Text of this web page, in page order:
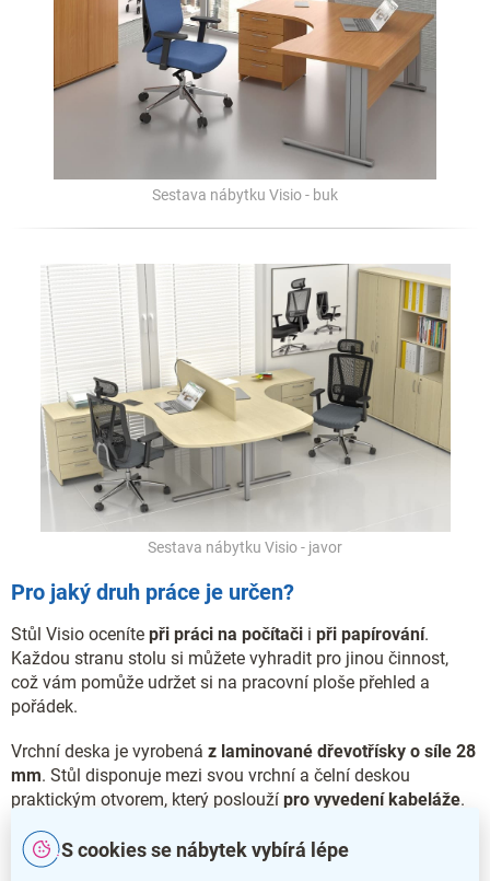
S cookies se nábytek vybírá lépe
Sestava nábytku Visio - buk
Sestava nábytku Visio - javor
Pro jaký druh práce je určen?
Stůl Visio oceníte při práci na počítači i při papírování.
Každou stranu stolu si můžete vyhradit pro jinou činnost,
což vám pomůže udržet si na pracovní ploše přehled a
pořádek.
Vrchní deska je vyrobená z laminované dřevotřísky o síle 28
mm. Stůl disponuje mezi svou vrchní a čelní deskou
praktickým otvorem, který poslouží pro vyvedení kabeláže.
Na délku má stůl 140 cm. Hloubka stolu je 70 cm a budete
tak mít dostatek prostoru pro klávesnici a myš.